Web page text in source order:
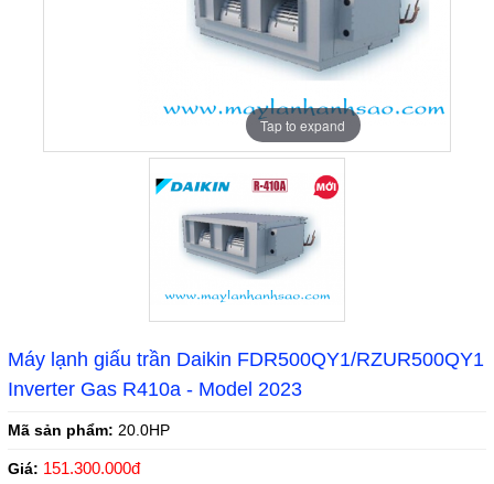
Tap to expand
Máy lạnh giấu trần Daikin FDR500QY1/RZUR500QY1
Inverter Gas R410a - Model 2023
Mã sản phẩm: 20.0HP
Giá: 151.300.000đ